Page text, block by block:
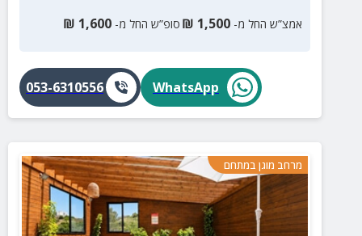
אמצ”ש החל מ- 1,500
₪ סופ”ש החל מ- 1,600
₪
WhatsApp
053-6310556
מרחב מוגן במתחם